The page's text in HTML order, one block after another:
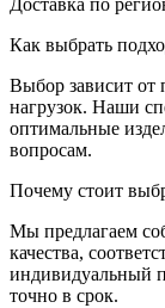
Доставка по
Как выбрать
Выбор зависит от
нагрузок. Наши
оптимальные
вопросам.
Почему стоит
Мы предлагаем
качества,
индивидуальный
точно в срок.